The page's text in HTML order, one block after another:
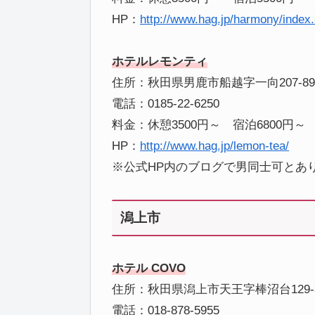
HP： http://www.hag.jp/harmony/
ホテルレモンティ
住所：秋田県男鹿市船越字一向207-89
電話：0185-22-6250
料金：休憩3500円～ 宿泊6800円～
HP： http://www.hag.jp/lemon-tea/
※公式HP内のブログで男同士可とあ
潟上市
ホテル COVO
住所：秋田県潟上市天王字棒沼台
電話：018-878-5955